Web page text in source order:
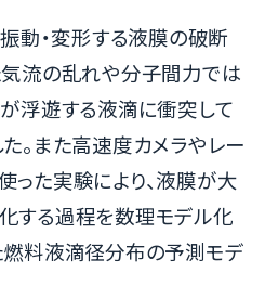
動・変形する液膜の破断
気流の乱れや分子間力では
浮遊する液滴に衝突して
。また高速度カメラやレー
た実験により、液膜が大
する過程を数理モデル化
燃料液滴径分布の予測モデ